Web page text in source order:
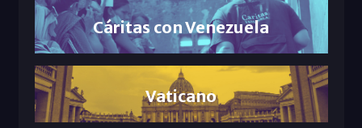
Cáritas con Venezuela
Vaticano